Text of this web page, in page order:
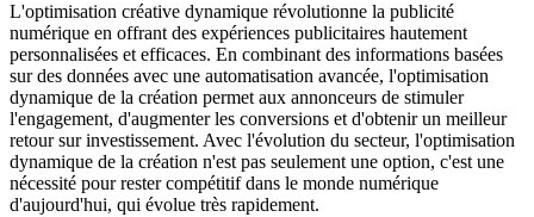
L'optimisation créative dynamique révolutionne la publicité
numérique en offrant des expériences publicitaires hautement
personnalisées et efficaces. En combinant des informations basées
sur des données avec une automatisation avancée, l'optimisation
dynamique de la création permet aux annonceurs de stimuler
l'engagement, d'augmenter les conversions et d'obtenir un meilleur
retour sur investissement. Avec l'évolution du secteur, l'optimisation
dynamique de la création n'est pas seulement une option, c'est une
nécessité pour rester compétitif dans le monde numérique
d'aujourd'hui, qui évolue très rapidement.